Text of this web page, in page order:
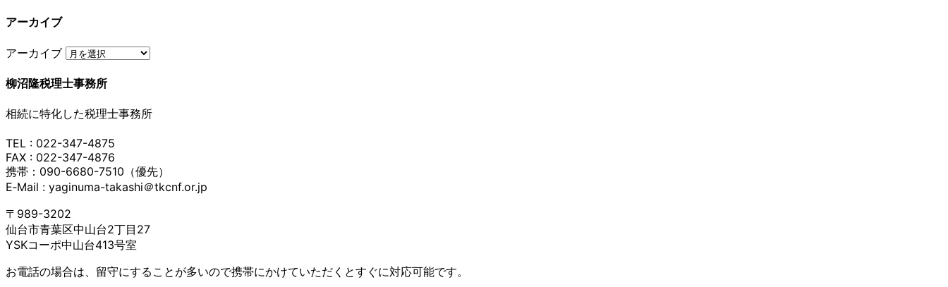
アーカイブ
アーカイブ
柳沼隆税理士事務所
相続に特化した税理士事務所
TEL : 022-347-4875
FAX : 022-347-4876
携帯：090-6680-7510（優先）
E‐Mail : yaginuma-takashi＠tkcnf.or.jp
〒989-3202
仙台市青葉区中山台2丁目27
YSKコーポ中山台413号室
お電話の場合は、留守にすることが多いので携帯にかけていただくとすぐに対応可能です。